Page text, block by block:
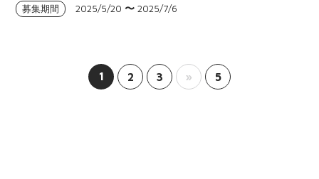
募集期間 2025/5/20 〜2025/7/6
1 2 3 » 5